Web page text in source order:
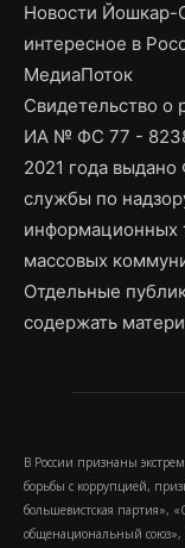
Новости
интересное в
МедиаПоток
Свидетельство о
ИА № ФС 77 -
2021 года
службы по
информационных
массовых
Отдельные
содержать
В России признаны
борьбы с коррупцией,
большевистская партия»,
общенациональный